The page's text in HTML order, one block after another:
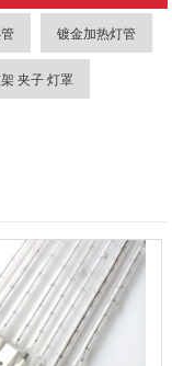
镀金加热灯管
夹子 灯罩